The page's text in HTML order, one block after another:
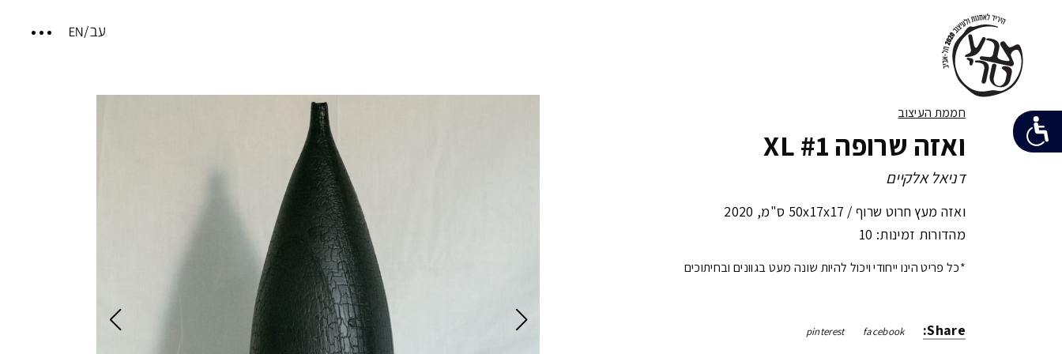
חממת העיצוב
ואזה שרופה XL #1
דניאל אלקיים
ואזה מעץ חרוט שרוף / 50x17x17 ס"מ ,
מהדורות זמינות: 10
*כל פריט הינו ייחודי ויכול להיות שונה מעט בגוונים ובחיתוכים
Share:
facebook
pinterest